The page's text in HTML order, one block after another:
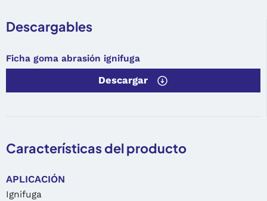
Descargables
Ficha goma abrasión ignifuga
Descargar
Características del producto
APLICACIÓN
Ignifuga